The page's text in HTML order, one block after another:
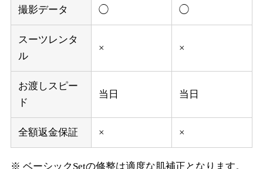
撮影データ ◯ ◯
スーツレンタ
ル
× ×
お渡しスピー
ド
当日 当日
全額返金保証 × ×
※ ベーシックSetの修整は適度な肌補正となります。